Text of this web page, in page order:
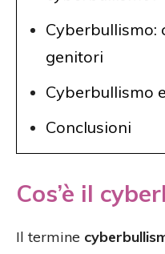
Cyberbullismo:
genitori
Cyberbullismo
Conclusioni
Cos’è il
Il termine